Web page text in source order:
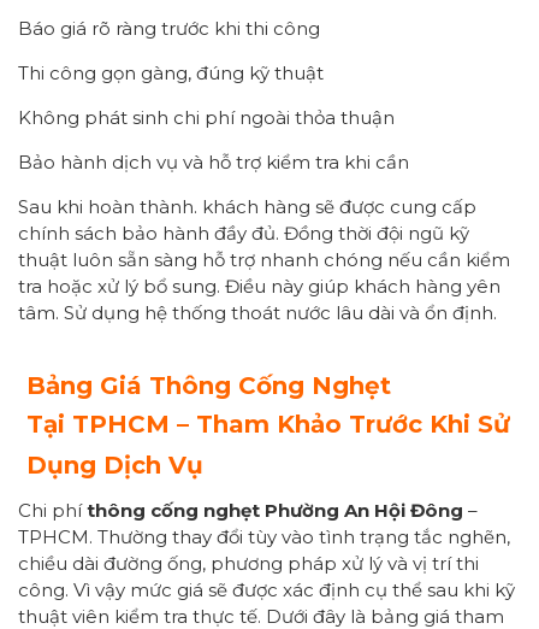
Báo giá rõ ràng trước khi thi công
Thi công gọn gàng, đúng kỹ thuật
Không phát sinh chi phí ngoài thỏa thuận
Bảo hành dịch vụ và hỗ trợ kiểm tra khi cần
Sau khi hoàn thành. khách hàng sẽ được cung cấp
chính sách bảo hành đầy đủ. Đồng thời đội ngũ kỹ
thuật luôn sẵn sàng hỗ trợ nhanh chóng nếu cần kiểm
tra hoặc xử lý bổ sung. Điều này giúp khách hàng yên
tâm. Sử dụng hệ thống thoát nước lâu dài và ổn định.
Bảng Giá Thông Cống Nghẹt
Tại TPHCM – Tham Khảo Trước Khi Sử
Dụng Dịch Vụ
Chi phíthông cống nghẹt Phường An Hội Đông –
TPHCM. Thường thay đổi tùy vào tình trạng tắc nghẽn,
chiều dài đường ống, phương pháp xử lý và vị trí thi
công. Vì vậy mức giá sẽ được xác định cụ thể sau khi kỹ
thuật viên kiểm tra thực tế. Dưới đây là bảng giá tham